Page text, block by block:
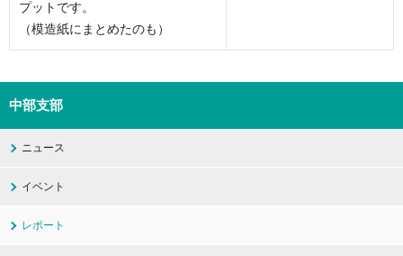
プットです。
（模造紙にまとめたのも）
中部支部
ニュース
イベント
レポート